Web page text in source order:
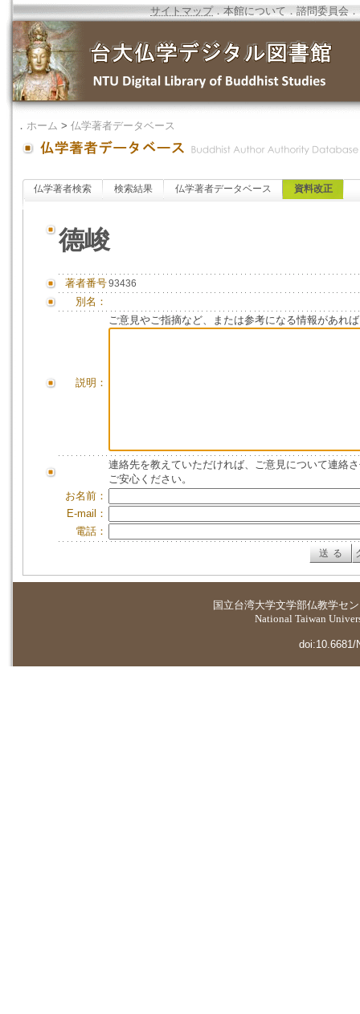
サイトマップ．本館について ．諮問委員会 ．
． ホーム > 仏学著者データベース
仏学著者検索 検索結果 仏学著者データベース 資料改正
德峻
著者番号93436
別名：
説明：
ご意見やご指摘など、または参考になる情報があれ
連絡先を教えていただければ、ご意見について連絡
ご安心ください。
お名前：
E-mail：
電話：
国立台湾大学文学部仏教学セ
National Taiwan
doi:10.6681/